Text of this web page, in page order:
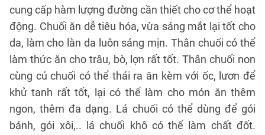
cung cấp hàm lượng đường cần thiết cho cơ thể hoạt
động. Chuối ăn dễ tiêu hóa, vừa sáng mắt lại tốt cho
da, làm cho làn da luôn sáng mịn. Thân chuối có thể
làm thức ăn cho trâu, bò, lợn rất tốt. Thân chuối non
cùng củ chuối có thể thái ra ăn kèm với ốc, lươn để
khử tanh rất tốt, lại có thể làm cho món ăn thêm
ngon, thêm đa dạng. Lá chuối có thể dùng để gói
bánh, gói xôi,.. lá chuối khô có thể làm chất đốt.